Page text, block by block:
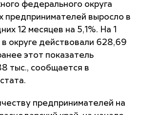
федерального округа
предпринимателей выросло в
12 месяцев на 5,1%. На 1
округе действовали 628,69
этот показатель
тыс., сообщается в
предпринимателей на